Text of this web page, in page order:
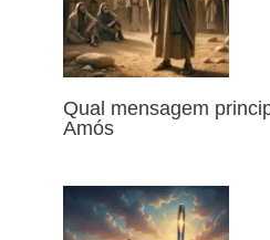
Qual mensagem
Amós